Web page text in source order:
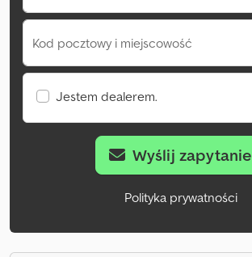
Kod pocztowy i miejscowość
Jestem dealerem.
Wyślij zapytanie
Polityka prywatności